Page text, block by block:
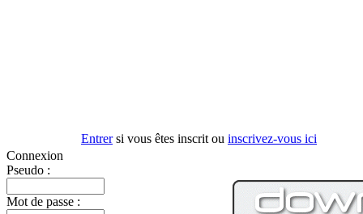
Entrersi vous êtes inscrit ou inscrivez-vous ici
Connexion
Pseudo :
Mot de passe :